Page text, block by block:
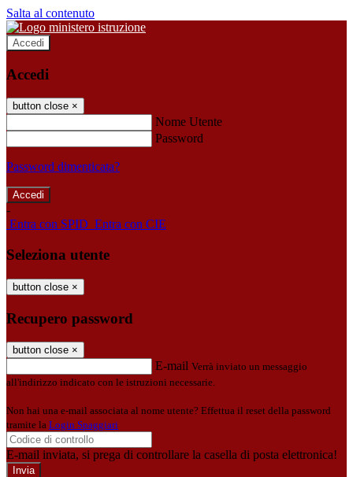
Salta al contenuto
Accedi
Accedi
button close ×
Nome Utente
Password
Password dimenticata?
-
Entra con SPID Entra con CIE
Seleziona utente
button close ×
Recupero password
button close ×
E-mail Verrà inviato un messaggio
all'indirizzo indicato con le istruzioni necessarie.
Non hai una e-mail associata al nome utente? Effettua il reset della password
tramite la Login Spaggiari
E-mail inviata, si prega di controllare la casella di posta elettronica!